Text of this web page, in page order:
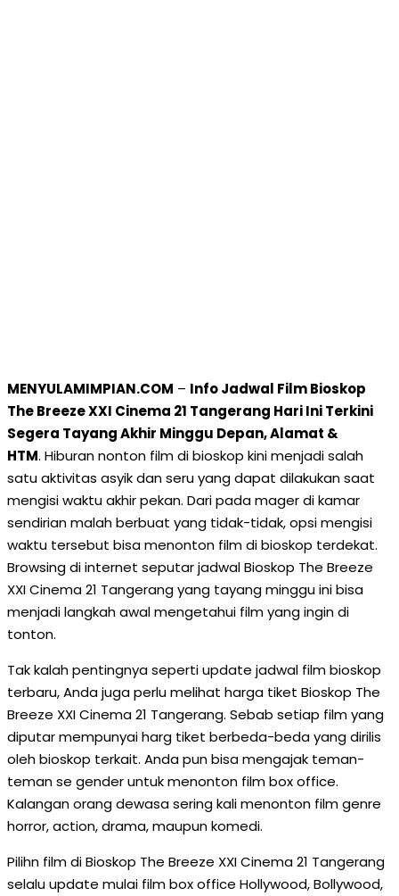
MENYULAMIMPIAN.COM – Info Jadwal Film Bioskop
The Breeze XXI Cinema 21 Tangerang Hari Ini Terkini
Segera Tayang Akhir Minggu Depan, Alamat &
HTM. Hiburan nonton film di bioskop kini menjadi salah
satu aktivitas asyik dan seru yang dapat dilakukan saat
mengisi waktu akhir pekan. Dari pada mager di kamar
sendirian malah berbuat yang tidak-tidak, opsi mengisi
waktu tersebut bisa menonton film di bioskop terdekat.
Browsing di internet seputar jadwal Bioskop The Breeze
XXI Cinema 21 Tangerang yang tayang minggu ini bisa
menjadi langkah awal mengetahui film yang ingin di
tonton.
Tak kalah pentingnya seperti update jadwal film bioskop
terbaru, Anda juga perlu melihat harga tiket Bioskop The
Breeze XXI Cinema 21 Tangerang. Sebab setiap film yang
diputar mempunyai harg tiket berbeda-beda yang dirilis
oleh bioskop terkait. Anda pun bisa mengajak teman-
teman se gender untuk menonton film box office.
Kalangan orang dewasa sering kali menonton film genre
horror, action, drama, maupun komedi.
Pilihn film di Bioskop The Breeze XXI Cinema 21 Tangerang
selalu update mulai film box office Hollywood, Bollywood,